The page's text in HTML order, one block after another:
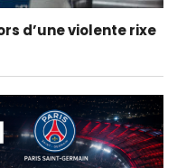
d’une violente rixe